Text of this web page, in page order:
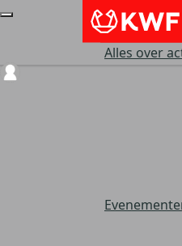
Alles over